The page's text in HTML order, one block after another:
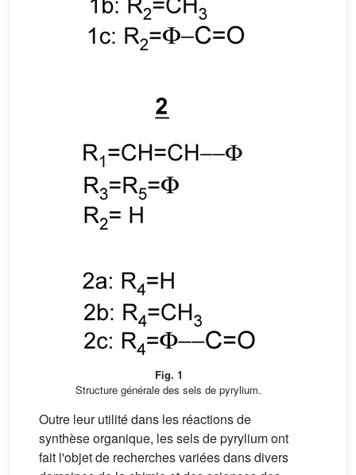
Fig. 1
Structure générale des sels de pyrylium.
Outre leur utilité dans les réactions de
synthèse organique, les sels de pyrylium ont
fait l'objet de recherches variées dans divers